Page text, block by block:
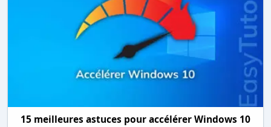
15 meilleures astuces pour accélérer Windows 10